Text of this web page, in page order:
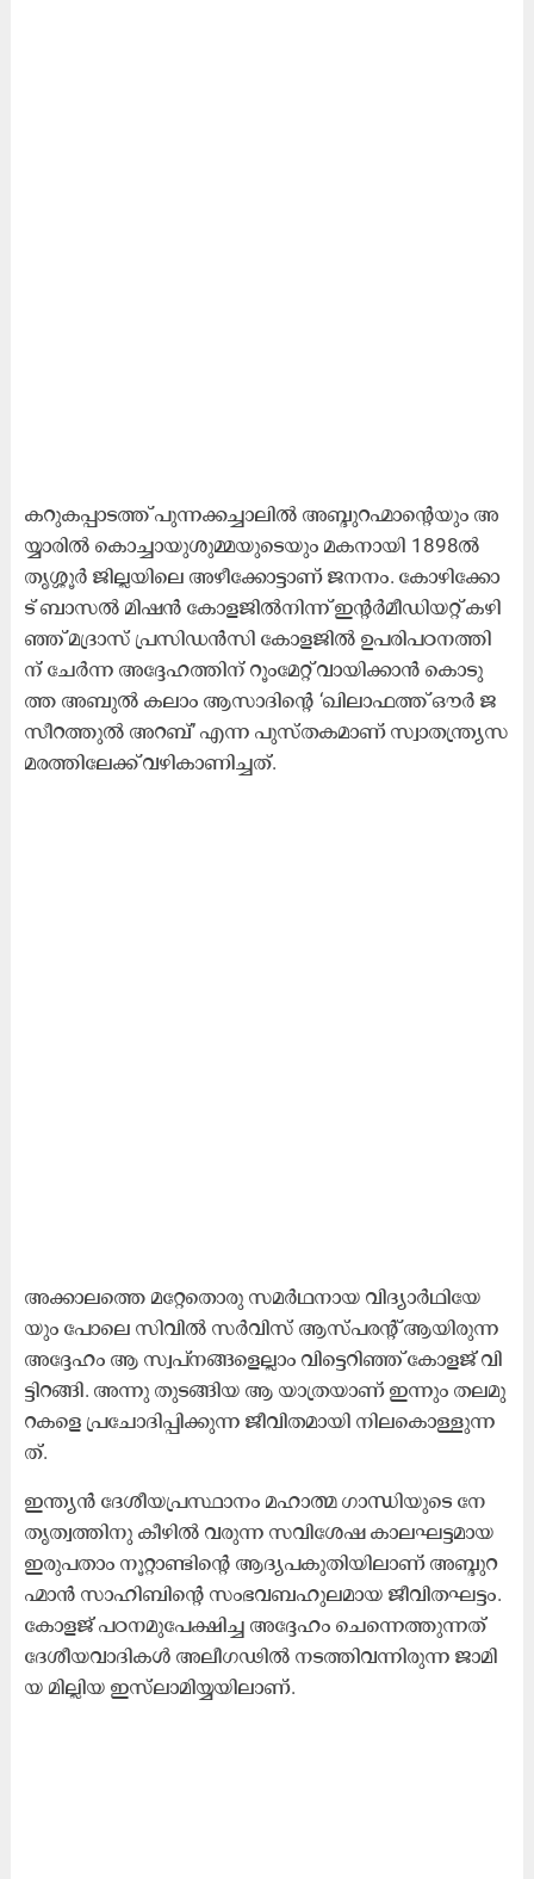
ക​റു​ക​പ്പാ​ട​ത്ത് പു​ന്ന​ക്ക​ച്ചാ​ലി​ൽ അ​ബ്ദു​റ​ഹ്മാ​ന്റെ​യും അ​
യ്യാ​രി​ൽ കൊ​ച്ചാ​യു​ശു​മ്മ​യു​ടെ​യും മ​ക​നാ​യി 1898ൽ ​
തൃ​ശ്ശൂ​ർ ജി​ല്ല​യി​ലെ അ​ഴീ​ക്കോ​ട്ടാ​ണ് ജ​ന​നം. കോ​ഴി​ക്കോ​
ട് ബാ​സ​ൽ മി​ഷ​ൻ കോ​ള​ജി​ൽ​നി​ന്ന് ഇ​ന്റ​ർ​മീ​ഡി​യ​റ്റ് ക​ഴി​
ഞ്ഞ് മ​ദ്രാ​സ് പ്ര​സി​ഡ​ൻ​സി കോ​ള​ജി​ൽ ഉ​പ​രി​പ​ഠ​ന​ത്തി​
ന് ചേ​ർ​ന്ന അ​ദ്ദേ​ഹ​ത്തി​ന് റൂം​മേ​റ്റ് വാ​യി​ക്കാ​ൻ കൊ​ടു​
ത്ത അ​ബു​ൽ ക​ലാം ആ​സാ​ദി​ന്റെ ‘ഖി​ലാ​ഫ​ത്ത് ഔ​ർ ജ​
സീ​റ​ത്തു​ൽ അ​റ​ബ്’ എ​ന്ന പു​സ്ത​ക​മാ​ണ് സ്വാ​ത​ന്ത്ര്യ​സ​
മ​ര​ത്തി​ലേ​ക്ക് വ​ഴി​കാ​ണി​ച്ച​ത്.
അ​ക്കാ​ല​ത്തെ മ​റ്റേ​തൊ​രു സ​മ​ർ​ഥ​നാ​യ വി​ദ്യാ​ർ​ഥി​യേ​
യും പോ​ലെ സി​വി​ൽ സ​ർ​വി​സ് ആ​സ്പ​ര​ന്റ് ആ​യി​രു​ന്ന
അ​ദ്ദേ​ഹം ആ ​സ്വ​പ്ന​ങ്ങ​ളെ​ല്ലാം വി​ട്ടെ​റി​ഞ്ഞ് കോ​ള​ജ് വി​
ട്ടി​റ​ങ്ങി. അ​ന്നു തു​ട​ങ്ങി​യ ആ ​യാ​ത്ര​യാ​ണ് ഇ​ന്നും ത​ല​മു​
റ​ക​ളെ പ്ര​ചോ​ദി​പ്പി​ക്കു​ന്ന ജീ​വി​ത​മാ​യി നി​ല​കൊ​ള്ളു​ന്ന​
ത്.
ഇ​ന്ത്യ​ൻ ദേ​ശീ​യ​പ്ര​സ്ഥാ​നം മ​ഹാ​ത്മ ഗാ​ന്ധി​യു​ടെ നേ​
തൃ​ത്വ​ത്തി​നു കീ​ഴി​ൽ വ​രു​ന്ന സ​വി​ശേ​ഷ കാ​ല​ഘ​ട്ട​മാ​യ
ഇ​രു​പ​താം നൂ​റ്റാ​ണ്ടി​ന്റെ ആ​ദ്യ​പ​കു​തി​യി​ലാ​ണ് അ​ബ്ദു​റ​
ഹ്മാ​ൻ സാ​ഹി​ബി​ന്റെ സം​ഭ​വ​ബ​ഹു​ല​മാ​യ ജീ​വി​ത​ഘ​ട്ടം.
കോ​ള​ജ് പ​ഠ​ന​മു​പേ​ക്ഷി​ച്ച അ​ദ്ദേ​ഹം ചെ​ന്നെ​ത്തു​ന്ന​ത്
ദേ​ശീ​യ​വാ​ദി​ക​ൾ അ​ലീ​ഗ​ഢി​ൽ ന​ട​ത്തി​വ​ന്നി​രു​ന്ന ജാ​മി​
യ മി​ല്ലി​യ ഇ​സ്‍ലാ​മി​യ്യ​യി​ലാ​ണ്.